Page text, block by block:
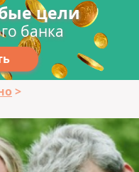
цели
банка